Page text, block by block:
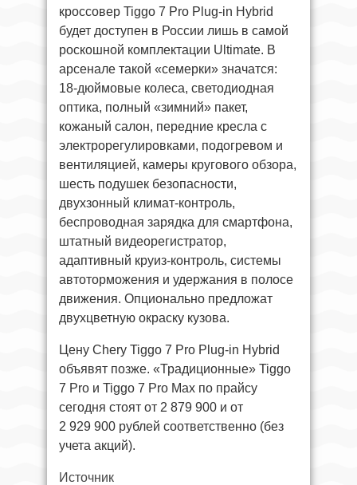
кроссовер Tiggo 7 Pro Plug-in Hybrid
будет доступен в России лишь в самой
роскошной комплектации Ultimate. В
арсенале такой «семерки» значатся:
18-дюймовые колеса, светодиодная
оптика, полный «зимний» пакет,
кожаный салон, передние кресла с
электрорегулировками, подогревом и
вентиляцией, камеры кругового обзора,
шесть подушек безопасности,
двухзонный климат-контроль,
беспроводная зарядка для смартфона,
штатный видеорегистратор,
адаптивный круиз-контроль, системы
автоторможения и удержания в полосе
движения. Опционально предложат
двухцветную окраску кузова.
Цену Chery Tiggo 7 Pro Plug-in Hybrid
объявят позже. «Традиционные» Tiggo
7 Pro и Tiggo 7 Pro Max по прайсу
сегодня стоят от 2 879 900 и от
2 929 900 рублей соответственно (без
учета акций).
Источник